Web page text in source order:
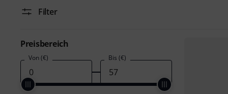
Filter
Preisbereich
Von (€) Bis (€)